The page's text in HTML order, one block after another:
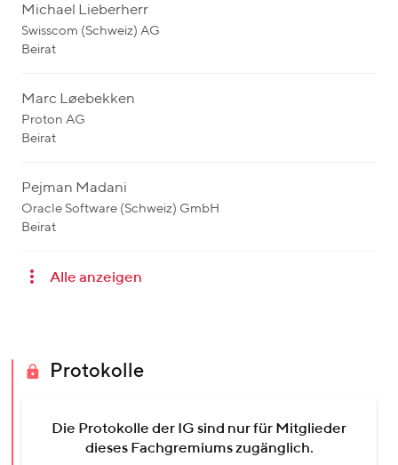
Michael Lieberherr
Swisscom (Schweiz) AG
Beirat
Marc Løebekken
Proton AG
Beirat
Pejman Madani
Oracle Software (Schweiz) GmbH
Beirat
Alle anzeigen
Protokolle
Die Protokolle der IG sind nur für Mitglieder
dieses Fachgremiums zugänglich.